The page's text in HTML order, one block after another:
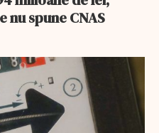
nu spune CNAS